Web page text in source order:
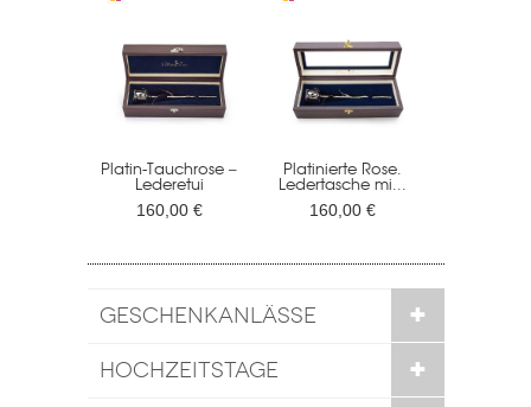
Platin-Tauchrose –
Lederetui
160,00 €
Platinierte Rose.
Ledertasche mi...
160,00 €
GESCHENKANLÄSSE
HOCHZEITSTAGE